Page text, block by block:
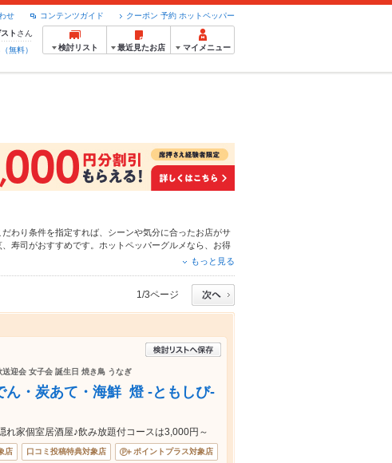
クーポン 予約 ホットペッパー
コンテンツガイド
せ
ト さん
無料）
検討リスト 最近見たお店 マイメニュー
わり条件を指定すれば、シーンや気分に合ったお店がサ
寿司がおすすめです。ホットペッパーグルメなら、お得
め料理など、お店の最新情報をご紹介しているので安心！
もっと見る
1/3ページ
迎会 女子会 誕生日 焼き鳥 うなぎ
ん・炭あて・海鮮 燈 -ともしび-
れ家個室居酒屋♪飲み放題付コースは3,000円～
店 口コミ投稿特典対象店 ポイントプラス対象店